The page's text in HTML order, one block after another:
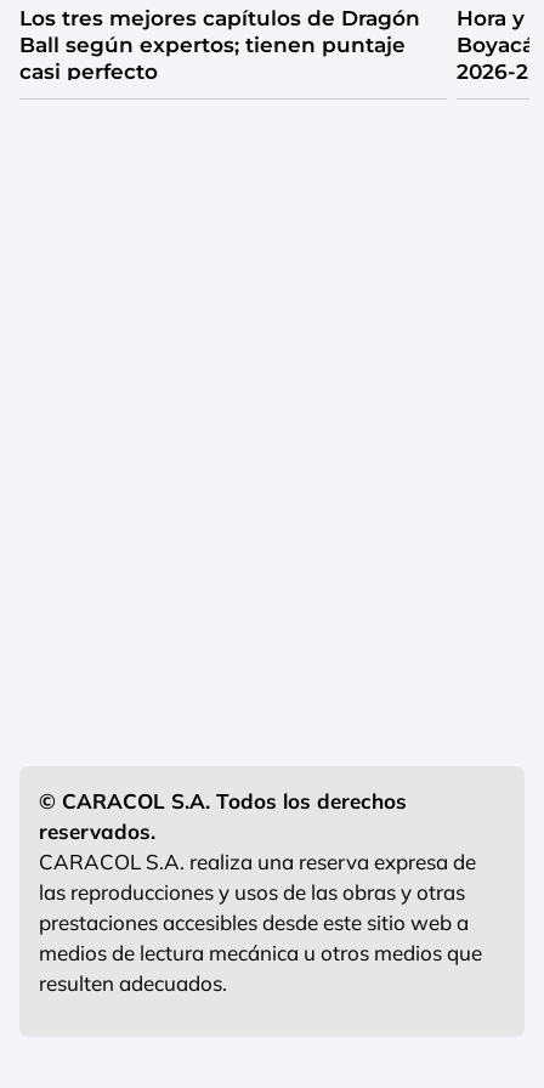
Los tres mejores capítulos de Dragón
Ball según expertos; tienen puntaje
casi perfecto
Hora y
Boyacá
2026-2
© CARACOL S.A. Todos los derechos
reservados.
CARACOL S.A. realiza una reserva expresa de
las reproducciones y usos de las obras y otras
prestaciones accesibles desde este sitio web a
medios de lectura mecánica u otros medios que
resulten adecuados.